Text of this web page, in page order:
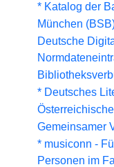
* Katalog der
München
Deutsche
* Deutsches
Gemeinsamer
* musiconn -
Personen im